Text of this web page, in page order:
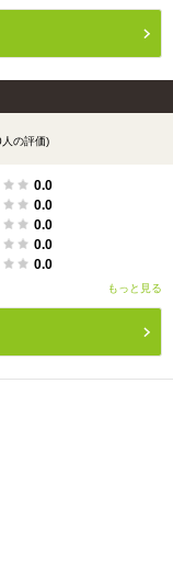
人の評価)
0.0
0.0
0.0
0.0
0.0
もっと見る